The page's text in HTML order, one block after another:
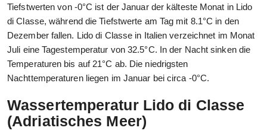
Tiefstwerten von -0°C ist der Januar der kälteste Monat in Lido
di Classe, während die Tiefstwerte am Tag mit 8.1°C in den
Dezember fallen. Lido di Classe in Italien verzeichnet im Monat
Juli eine Tagestemperatur von 32.5°C. In der Nacht sinken die
Temperaturen bis auf 21°C ab. Die niedrigsten
Nachttemperaturen liegen im Januar bei circa -0°C.
Wassertemperatur Lido di Classe
(Adriatisches Meer)